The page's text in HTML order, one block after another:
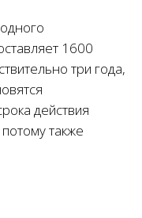
1600
три года,
действия
также